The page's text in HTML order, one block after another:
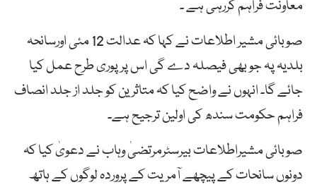
معاونت فراہم کررہی ہے ۔
صوبائی مشیر اطلاعات نے کہا کہ عدالت 12 مئی اورسانحہ
بلدیہ پہ جو بھی فیصلہ دے گی اس پر پوری طرح عمل کیا
جائے گا۔ انہوں نے واضح کیا کہ متاثرین کو جلد از جلد انصاف
فراہم حکومت سندھ کی اولین ترجیح ہے۔
صوبائی مشیراطلاعات بیرسٹرمرتضیٰ وہاب نے دعویٰ کیا کہ
دونوں سانحات کے پیچھے آمریت کے پروردہ لوگوں کے ہاتھ